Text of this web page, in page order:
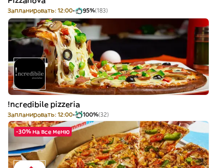
Запланировать: 12:00 95%(183)
!ncredibile pizzeria
Запланировать: 12:00 100%(32)
-30% на все меню